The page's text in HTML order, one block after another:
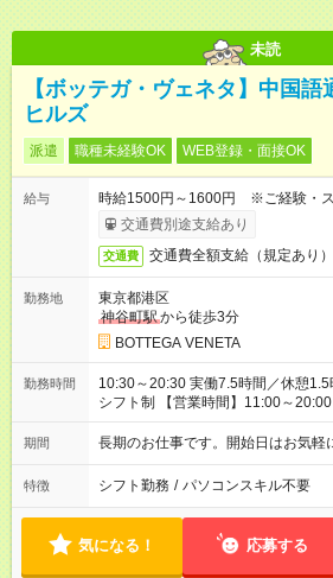
未読
【ボッテガ・ヴェネタ】中国
ヒルズ
派遣 職種未経験OK WEB登録・面接OK
給与
時給1500円～1600円 ※ご経験・
交通費別途支給あり
交通費 交通費全額支給（規定あり）
勤務地
東京都港区
神谷町駅から徒歩3分
BOTTEGA VENETA
勤務時間
10:30～20:30 実働7.5時間／休憩1.5時間 営業時間に合わせた
シフト制 【営業時間】11:00～20:00
期間 長期のお仕事です。開始日はお気軽
特徴 シフト勤務 / パソコンスキル不要
気になる！ 応募する